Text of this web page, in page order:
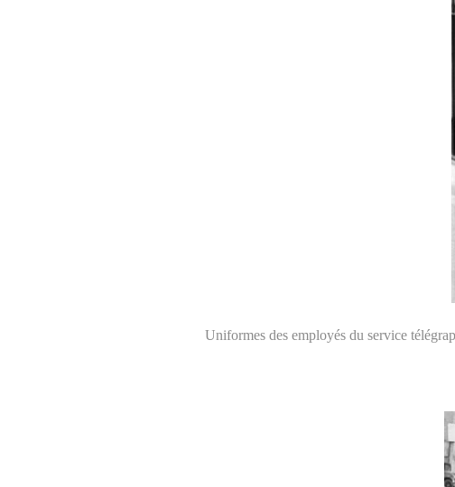
Uniformes des employés du service